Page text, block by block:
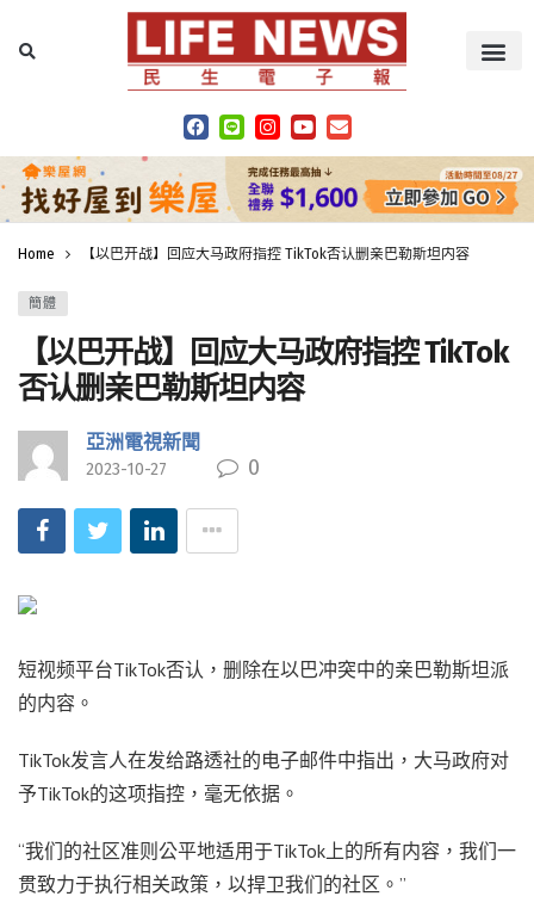
Home 【以巴开战】回应大马政府指控 TikTok否认删亲巴勒斯坦内容
簡體
【以巴开战】回应大马政府指控 TikTok
否认删亲巴勒斯坦内容
亞洲電視新聞
2023-10-27 0
短视频平台TikTok否认，删除在以巴冲突中的亲巴勒斯坦派
的内容。
TikTok发言人在发给路透社的电子邮件中指出，大马政府对
予TikTok的这项指控，毫无依据。
“我们的社区准则公平地适用于TikTok上的所有内容，我们一
贯致力于执行相关政策，以捍卫我们的社区。”